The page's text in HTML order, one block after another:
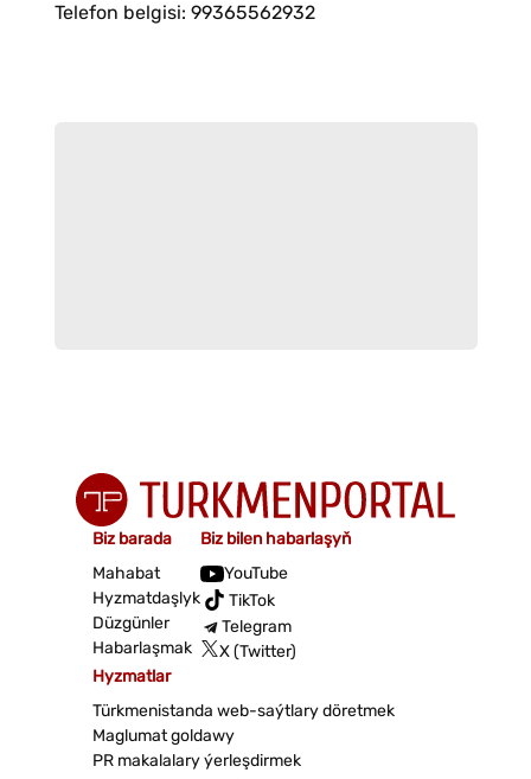
Telefon belgisi: 99365562932
Biz barada
Mahabat
Hyzmatdaşlyk
Düzgünler
Habarlaşmak
Biz bilen habarlaşyň
YouTube
TikTok
Telegram
X (Twitter)
Hyzmatlar
Türkmenistanda web-saýtlary döretmek
Maglumat goldawy
PR makalalary ýerleşdirmek